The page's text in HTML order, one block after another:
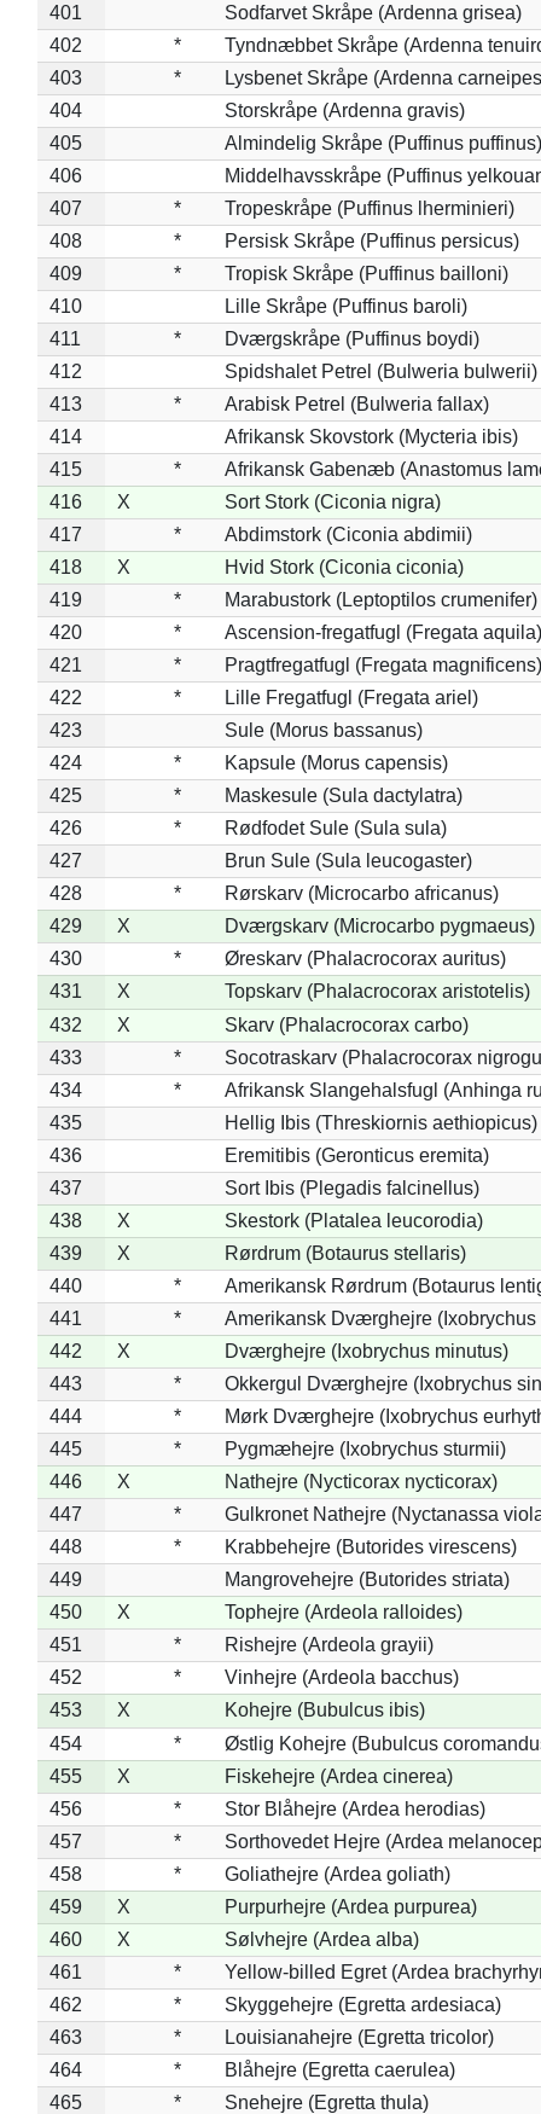
401
Sodfarvet Skråpe (Ardenna grisea)
402
*
Tyndnæbbet Skråpe (Ardenna
403
*
Lysbenet Skråpe (Ardenna
404
Storskråpe (Ardenna gravis)
405
Almindelig Skråpe (Puffinus puffinus)
406
Middelhavsskråpe (Puffinus
407
*
Tropeskråpe (Puffinus lherminieri)
408
*
Persisk Skråpe (Puffinus persicus)
409
*
Tropisk Skråpe (Puffinus bailloni)
410
Lille Skråpe (Puffinus baroli)
411
*
Dværgskråpe (Puffinus boydi)
412
Spidshalet Petrel (Bulweria bulwerii)
413
*
Arabisk Petrel (Bulweria fallax)
414
Afrikansk Skovstork (Mycteria ibis)
415
*
Afrikansk Gabenæb (Anastomus
416
X
Sort Stork (Ciconia nigra)
417
*
Abdimstork (Ciconia abdimii)
418
X
Hvid Stork (Ciconia ciconia)
419
*
Marabustork (Leptoptilos crumenifer)
420
*
Ascension-fregatfugl (Fregata aquila)
421
*
Pragtfregatfugl (Fregata magnificens)
422
*
Lille Fregatfugl (Fregata ariel)
423
Sule (Morus bassanus)
424
*
Kapsule (Morus capensis)
425
*
Maskesule (Sula dactylatra)
426
*
Rødfodet Sule (Sula sula)
427
Brun Sule (Sula leucogaster)
428
*
Rørskarv (Microcarbo africanus)
429
X
Dværgskarv (Microcarbo pygmaeus)
430
*
Øreskarv (Phalacrocorax auritus)
431
X
Topskarv (Phalacrocorax aristotelis)
432
X
Skarv (Phalacrocorax carbo)
433
*
Socotraskarv (Phalacrocorax
434
*
Afrikansk Slangehalsfugl (Anhinga
435
Hellig Ibis (Threskiornis aethiopicus)
436
Eremitibis (Geronticus eremita)
437
Sort Ibis (Plegadis falcinellus)
438
X
Skestork (Platalea leucorodia)
439
X
Rørdrum (Botaurus stellaris)
440
*
Amerikansk Rørdrum (Botaurus
441
*
Amerikansk Dværghejre (Ixobrychus
442
X
Dværghejre (Ixobrychus minutus)
443
*
Okkergul Dværghejre (Ixobrychus
444
*
Mørk Dværghejre (Ixobrychus
445
*
Pygmæhejre (Ixobrychus sturmii)
446
X
Nathejre (Nycticorax nycticorax)
447
*
Gulkronet Nathejre (Nyctanassa
448
*
Krabbehejre (Butorides virescens)
449
Mangrovehejre (Butorides striata)
450
X
Tophejre (Ardeola ralloides)
451
*
Rishejre (Ardeola grayii)
452
*
Vinhejre (Ardeola bacchus)
453
X
Kohejre (Bubulcus ibis)
454
*
Østlig Kohejre (Bubulcus
455
X
Fiskehejre (Ardea cinerea)
456
*
Stor Blåhejre (Ardea herodias)
457
*
Sorthovedet Hejre (Ardea
458
*
Goliathejre (Ardea goliath)
459
X
Purpurhejre (Ardea purpurea)
460
X
Sølvhejre (Ardea alba)
461
*
Yellow-billed Egret (Ardea
462
*
Skyggehejre (Egretta ardesiaca)
463
*
Louisianahejre (Egretta tricolor)
464
*
Blåhejre (Egretta caerulea)
465
*
Snehejre (Egretta thula)